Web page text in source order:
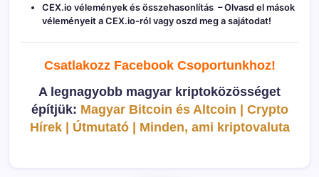
CEX.io vélemények és összehasonlítás – Olvasd el mások
véleményeit a CEX.io-ról vagy oszd meg a sajátodat!
Csatlakozz Facebook Csoportunkhoz!
A legnagyobb magyar kriptoközösséget
építjük: Magyar Bitcoin és Altcoin | Crypto
Hírek | Útmutató | Minden, ami kriptovaluta